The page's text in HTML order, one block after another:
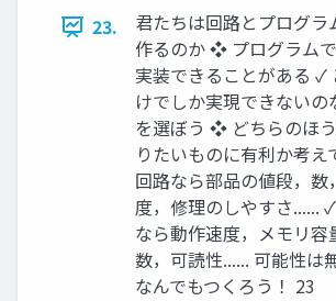
23.
君たちは回路とプログラ
作るのか ❖ プログラム
実装できることがある ✓
けでしか実現できないの
を選ぼう ❖ どちらのほ
りたいものに有利か考
回路なら部品の値段，数
度，修理のしやすさ......
なら動作速度，メモリ容
数，可読性...... 可能性は
なんでもつくろう！ 23